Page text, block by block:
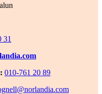
31
010-761 20 89